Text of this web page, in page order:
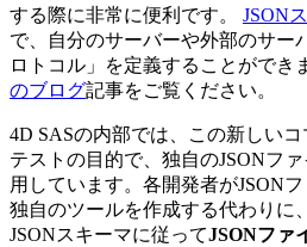
する際に非常に便利です。
JSON
で、自分のサーバーや外部のサー
ロトコル」を定義することができ
のブログ記事をご覧ください。
4D SASの内部では、この新しい
テストの目的で、独自のJSONフ
用しています。 各開発者がJSON
独自のツールを作成する代わりに
JSONスキーマに従ってJSONファ